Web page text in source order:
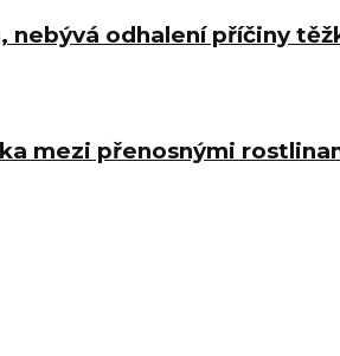
nebývá odhalení příčiny
mezi přenosnými